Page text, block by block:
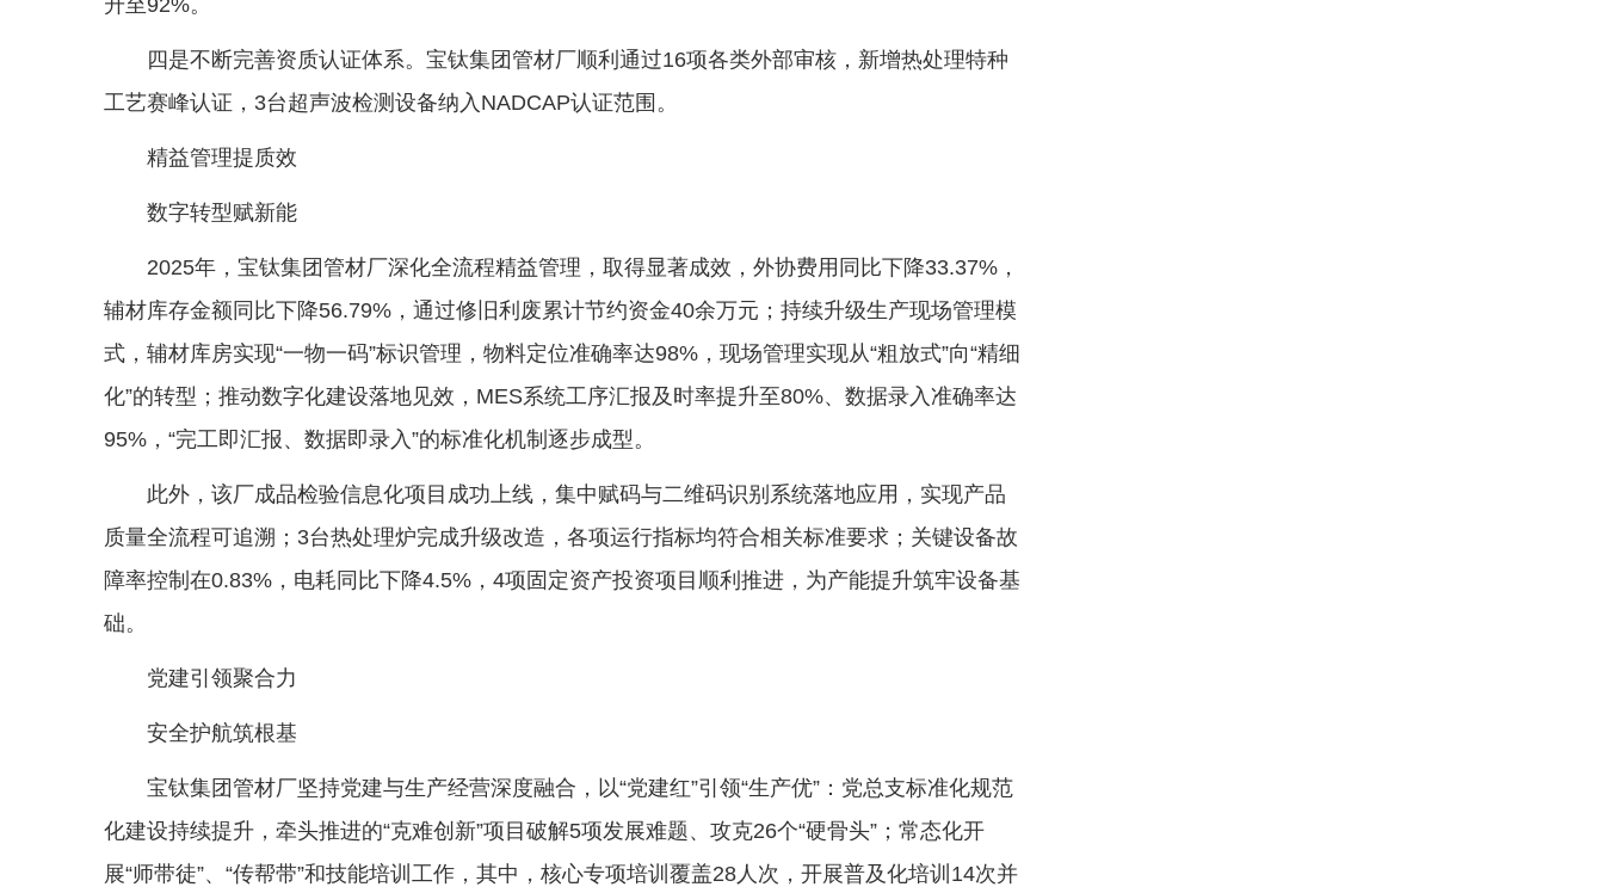
四是不断完善资质认证体系。宝钛集团管材厂顺利通过16项各类外部审核，新增热处理特种
工艺赛峰认证，3台超声波检测设备纳入NADCAP认证范围。
精益管理提质效
数字转型赋新能
2025年，宝钛集团管材厂深化全流程精益管理，取得显著成效，外协费用同比下降33.37%，
辅材库存金额同比下降56.79%，通过修旧利废累计节约资金40余万元；持续升级生产现场管理模
式，辅材库房实现“一物一码”标识管理，物料定位准确率达98%，现场管理实现从“粗放式”向“精细
化”的转型；推动数字化建设落地见效，MES系统工序汇报及时率提升至80%、数据录入准确率达
95%，“完工即汇报、数据即录入”的标准化机制逐步成型。
此外，该厂成品检验信息化项目成功上线，集中赋码与二维码识别系统落地应用，实现产品
质量全流程可追溯；3台热处理炉完成升级改造，各项运行指标均符合相关标准要求；关键设备故
障率控制在0.83%，电耗同比下降4.5%，4项固定资产投资项目顺利推进，为产能提升筑牢设备基
础。
党建引领聚合力
安全护航筑根基
宝钛集团管材厂坚持党建与生产经营深度融合，以“党建红”引领“生产优”：党总支标准化规范
化建设持续提升，牵头推进的“克难创新”项目破解5项发展难题、攻克26个“硬骨头”；常态化开
展“师带徒”、“传帮带”和技能培训工作，其中，核心专项培训覆盖28人次，开展普及化培训14次并